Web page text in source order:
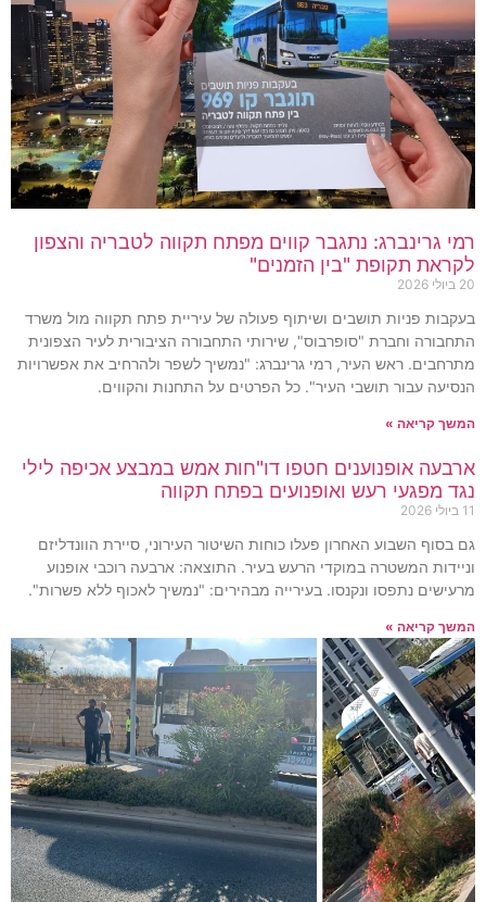
רמי גרינברג: נתגבר קווים מפתח תקווה לטבריה והצפון
לקראת תקופת "בין הזמנים"
20 ביולי 2026
בעקבות פניות תושבים ושיתוף פעולה של עיריית פתח תקווה מול משרד
התחבורה וחברת "סופרבוס", שירותי התחבורה הציבורית לעיר הצפונית
מתרחבים. ראש העיר, רמי גרינברג: "נמשיך לשפר ולהרחיב את אפשרויות
הנסיעה עבור תושבי העיר". כל הפרטים על התחנות והקווים.
המשך קריאה »
ארבעה אופנוענים חטפו דו"חות אמש במבצע אכיפה לילי
נגד מפגעי רעש ואופנועים בפתח תקווה
11 ביולי 2026
גם בסוף השבוע האחרון פעלו כוחות השיטור העירוני, סיירת הוונדליזם
וניידות המשטרה במוקדי הרעש בעיר. התוצאה: ארבעה רוכבי אופנוע
מרעישים נתפסו ונקנסו. בעירייה מבהירים: "נמשיך לאכוף ללא פשרות".
המשך קריאה »